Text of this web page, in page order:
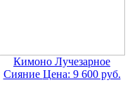
Кимоно Лучезарное
Сияние Цена: 9 600 руб.